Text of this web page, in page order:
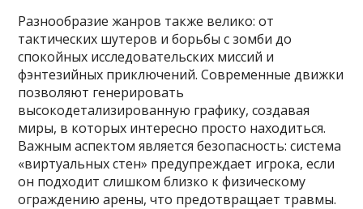
Разнообразие жанров также велико: от
тактических шутеров и борьбы с зомби до
спокойных исследовательских миссий и
фэнтезийных приключений. Современные движки
позволяют генерировать
высокодетализированную графику, создавая
миры, в которых интересно просто находиться.
Важным аспектом является безопасность: система
«виртуальных стен» предупреждает игрока, если
он подходит слишком близко к физическому
ограждению арены, что предотвращает травмы.